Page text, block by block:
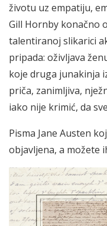
životu uz empatiju,
Gill Hornby konačno
talentiranoj slikarici
pripada: oživljava
koje druga junakinja
priča, zanimljiva,
iako nije krimić, da
Pisma Jane Austen
objavljena, a možete